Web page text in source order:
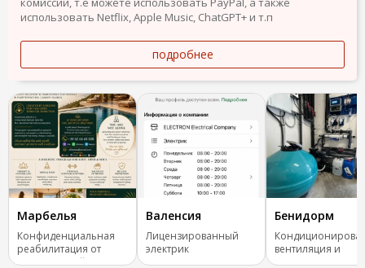
использовать Netflix, Apple Music, ChatGPT+ и т.п
подробнее
Марбелья
Конфиденциальная
реабилитация от
зависимостей
Валенсия
Лицензированный
электрик
Бенидорм
вентиляция и
отопление.